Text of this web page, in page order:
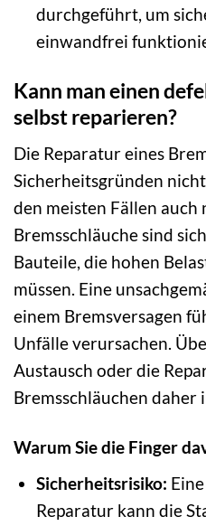
durchgeführt, um
einwandfrei
Kann man einen
selbst reparieren?
Die Reparatur eines
Sicherheitsgründen
den meisten Fällen auch
Bremsschläuche sind
Bauteile, die hohen
müssen. Eine
einem Bremsversagen
Unfälle verursachen.
Austausch oder die
Bremsschläuchen daher
Warum Sie die Finger
Sicherheitsrisiko:
Reparatur kann die